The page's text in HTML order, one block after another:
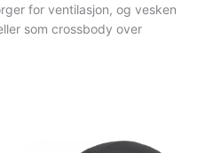
for ventilasjon, og vesken
som crossbody over